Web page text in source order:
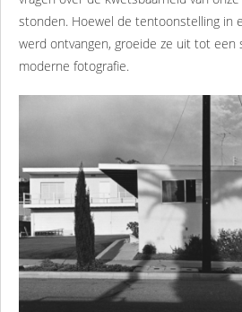
stonden. Hoewel de tentoonstelling in
werd ontvangen, groeide ze uit tot
moderne fotografie.